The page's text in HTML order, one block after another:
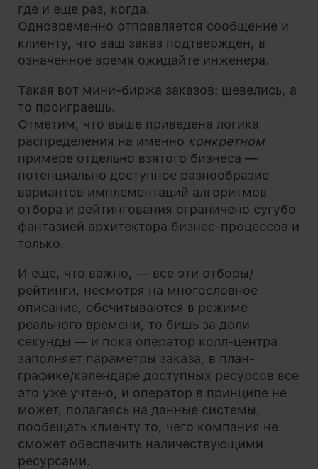
где и еще раз, когда.
Одновременно отправляется сообщение и
клиенту, что ваш заказ подтвержден, в
означенное время ожидайте инженера.
Такая вот мини-биржа заказов: шевелись, а
то проиграешь.
Отметим, что выше приведена логика
распределения на именно конкретном
примере отдельно взятого бизнеса —
потенциально доступное разнообразие
вариантов имплементаций алгоритмов
отбора и рейтингования ограничено сугубо
фантазией архитектора бизнес-процессов и
только.
И еще, что важно, — все эти отборы/
рейтинги, несмотря на многословное
описание, обсчитываются в режиме
реального времени, то бишь за доли
секунды — и пока оператор колл-центра
заполняет параметры заказа, в план-
графике/календаре доступных ресурсов все
это уже учтено, и оператор в принципе не
может, полагаясь на данные системы,
пообещать клиенту то, чего компания не
сможет обеспечить наличествующими
ресурсами.